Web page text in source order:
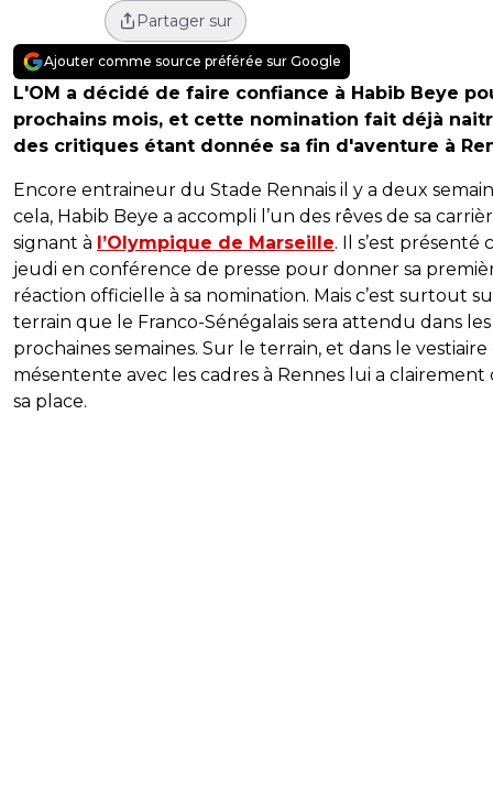
Partager sur
Ajouter comme source préférée sur Google
L'OM a décidé de faire confiance à Habib Beye
prochains mois, et cette nomination fait déjà
des critiques étant donnée sa fin d'aventure à
Encore entraineur du Stade Rennais il y a deux
cela, Habib Beye a accompli l’un des rêves de sa
signant à l’Olympique de Marseille. Il s’est présenté
jeudi en conférence de presse pour donner sa
réaction officielle à sa nomination. Mais c’est surtout
terrain que le Franco-Sénégalais sera attendu dans les
prochaines semaines. Sur le terrain, et dans le vestiaire
mésentente avec les cadres à Rennes lui a
sa place.